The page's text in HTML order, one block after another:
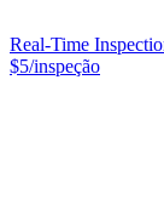
Real-Time
$5/inspeção